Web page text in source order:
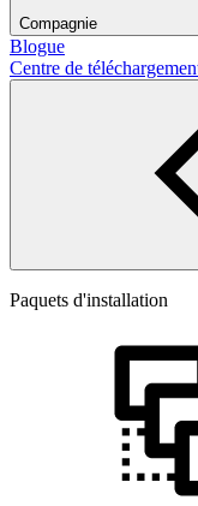
Compagnie
Blogue
Centre de
Paquets d'installation